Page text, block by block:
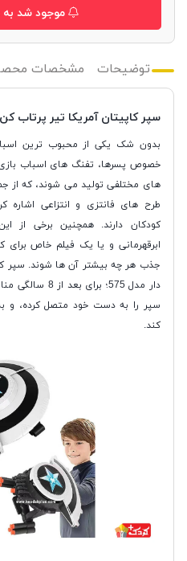
موجود شد به
توضیحات مشخصات
سپر کاپیتان آمریکا تیر پرتاب کن
بدون شک یکی از محبوب ترین
خصوص پسرها، تفنگ های اسباب
های مختلفی تولید می شوند، که از
طرح های فانتزی و انتزاعی اشاره
کودکان دارند. همچنین برخی از
ابرقهرمانی و یا یک فیلم خاص
جذب هر چه بیشتر آن ها شوند. سپر
دار مدل 575؛
سپر را به دست خود متصل کرده، و
کند.